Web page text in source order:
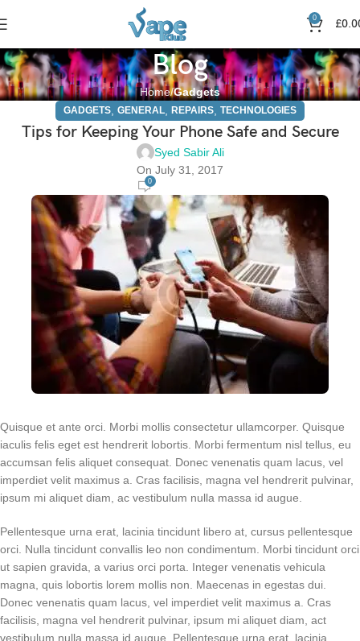
0 £
Blog
Home Gadgets
GADGETS GENERAL REPAIRS TECHNOLOGIES
Tips for Keeping Your Phone Safe and Secure
Syed Sabir Ali
On July 31, 2017
0
Quisque et ante orci. Morbi mollis consectetur ullamcorper. Quisque
iaculis felis eget est hendrerit lobortis. Morbi fermentum nisl tellus, eu
accumsan felis aliquet consequat. Donec venenatis quam lacus, vel
imperdiet velit maximus a. Cras facilisis, magna vel hendrerit pulvinar,
ipsum mi aliquet diam, ac vestibulum nulla massa id augue.
Pellentesque urna erat, lacinia tincidunt libero at, cursus pellentesque
orci. Nulla tincidunt convallis leo non condimentum. Morbi tincidunt orci
ut sapien gravida, a varius orci porta. Integer venenatis vehicula
magna, quis lobortis lorem mollis non. Maecenas in egestas dui.
Donec venenatis quam lacus, vel imperdiet velit maximus a. Cras
facilisis, magna vel hendrerit pulvinar, ipsum mi aliquet diam, act
vestibulum nulla massa id augue. Pellentesque urna erat, lacinia